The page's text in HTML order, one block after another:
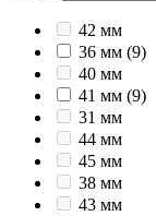
42 мм
36 мм (9)
40 мм
41 мм (9)
31 мм
44 мм
45 мм
38 мм
43 мм